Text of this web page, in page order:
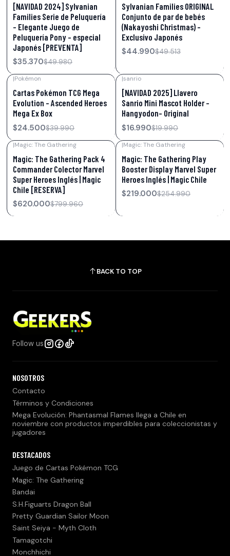
[NAVIDAD 2024] Sylvanian
Families Serie de Peluquería
- Elegante Juego de
Peluquería Pony - especial
Japonés [PREVENTA]
$35.370$49.980
Sylvanian Families ORIGINAL
Conjunto de par de bebés
(Nakayoshi Christmas) -
Exclusivo Japonés
$44.990$49.513
|Pokémon
Cartas Pokémon TCG Mega
Evolution – Ascended Heroes
Mega Ex Box
$24.500$39.990
|sanrio
[NAVIDAD 2025] Llavero
Sanrio Mini Mascot Holder –
Hangyodon- Original
$16.990$19.990
|Magic: The Gathering
Magic: The Gathering Pack 4
Commander Colector Marvel
Super Heroes Inglés | Magic
Chile [RESERVA]
$620.000$799.960
|Magic: The Gathering
Magic: The Gathering Play
Booster Display Marvel Super
Heroes Inglés | Magic Chile
$219.000$254.990
BACK TO TOP
Follow us
NOSOTROS
Contacto
Términos y Condiciones
Mega Evolución: Phantasmal Flames llega a Chile en
noviembre con productos imperdibles para coleccionistas y
jugadores
DESTACADOS
Juego de Cartas Pokémon TCG
Magic: The Gathering
Bandai
S.H.Figuarts Dragon Ball
Pretty Guardian Sailor Moon
Saint Seiya - Myth Cloth
Tamagotchi
Monchhichi